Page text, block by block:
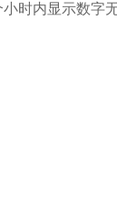
内显示数字